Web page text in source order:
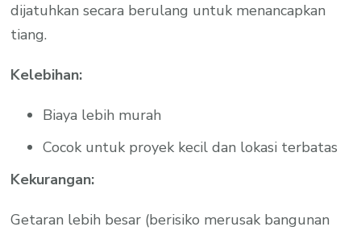
dijatuhkan secara berulang untuk menancapkan
tiang.
Kelebihan:
Biaya lebih murah
Cocok untuk proyek kecil dan lokasi terbatas
Kekurangan:
Getaran lebih besar (berisiko merusak bangunan